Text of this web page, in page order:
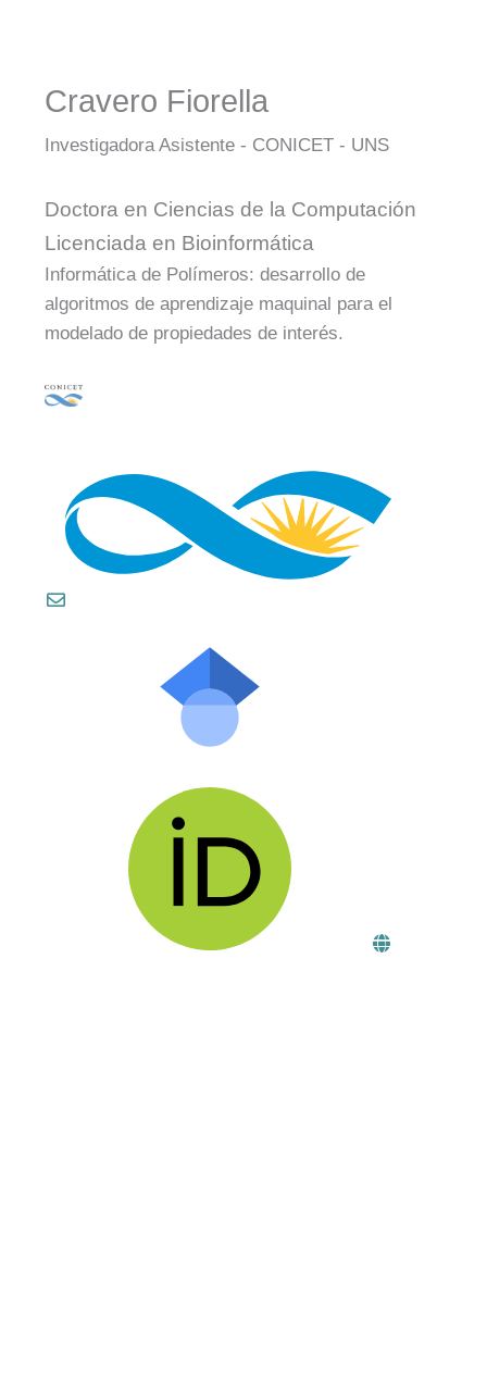
Cravero Fiorella
Investigadora Asistente - CONICET - UNS
Doctora en Ciencias de la Computación
Licenciada en Bioinformática
Informática de Polímeros: desarrollo de
algoritmos de aprendizaje maquinal para el
modelado de propiedades de interés.